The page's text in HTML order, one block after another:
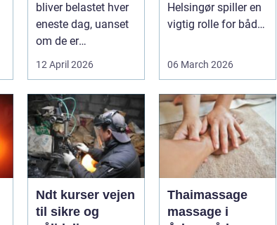
bevægelse
bliver belastet hver
eneste dag, uanset
om de er
familiehunde,
konkurrenceh...
12 April 2026
Helsingør spiller en
vigtig rolle for både
når nøgler...
06 March 2026
Ndt kurser vejen
til sikre og
Thaimassage
massage i